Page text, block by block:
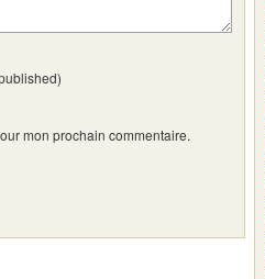
mon prochain commentaire.